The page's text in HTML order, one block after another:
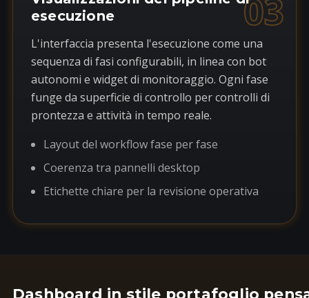
03
esecuzione
L'interfaccia presenta l'esecuzione come una
sequenza di fasi configurabili, in linea con bot
autonomi e widget di monitoraggio. Ogni fase
funge da superficie di controllo per controlli di
prontezza e attività in tempo reale.
Layout del workflow fase per fase
Coerenza tra pannelli desktop
Etichette chiare per la revisione operativa
Dashboard in stile portafoglio